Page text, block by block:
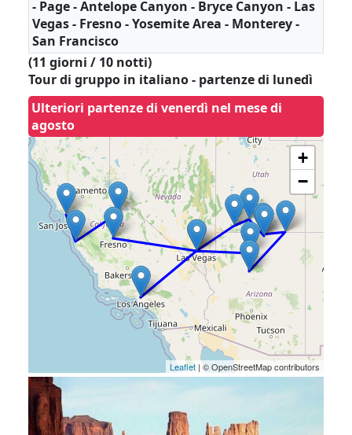
- Page - Antelope Canyon - Bryce Canyon - Las
Vegas - Fresno - Yosemite Area - Monterey -
San Francisco
(11 giorni / 10 notti)
Tour di gruppo in italiano - partenze di lunedì
Ulteriori partenze di venerdì nel mese di
agosto
+
−
Leaflet | © OpenStreetMap contributors